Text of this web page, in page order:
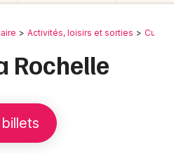
Activités, loisirs et sorties
Rochelle
Près de moi Changer de lieu
week-end